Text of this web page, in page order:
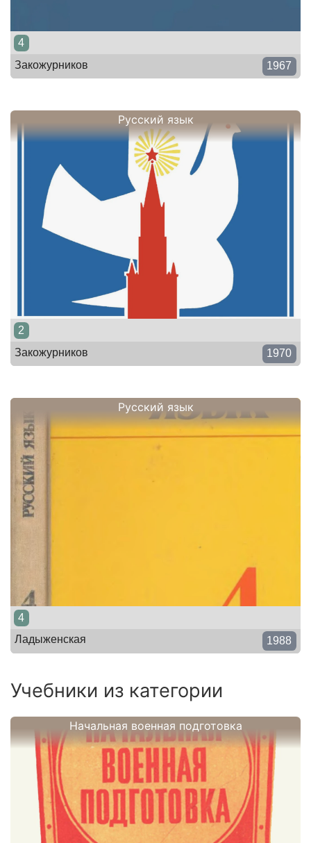
4
Закожурников
1967
Русский язык
2
Закожурников
1970
Русский язык
4
Ладыженская
1988
Учебники из категории
Начальная военная подготовка